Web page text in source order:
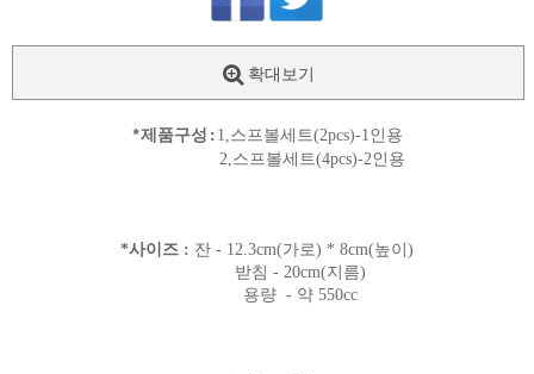
확대보기
*제품구성: 1,스프볼세트(2pcs)-1인용
2,스프볼세트(4pcs)-2인용
*사이즈 : 잔 - 12.3cm(가로) * 8cm(높이)
받침 - 20cm(지름)
용량 - 약 550cc